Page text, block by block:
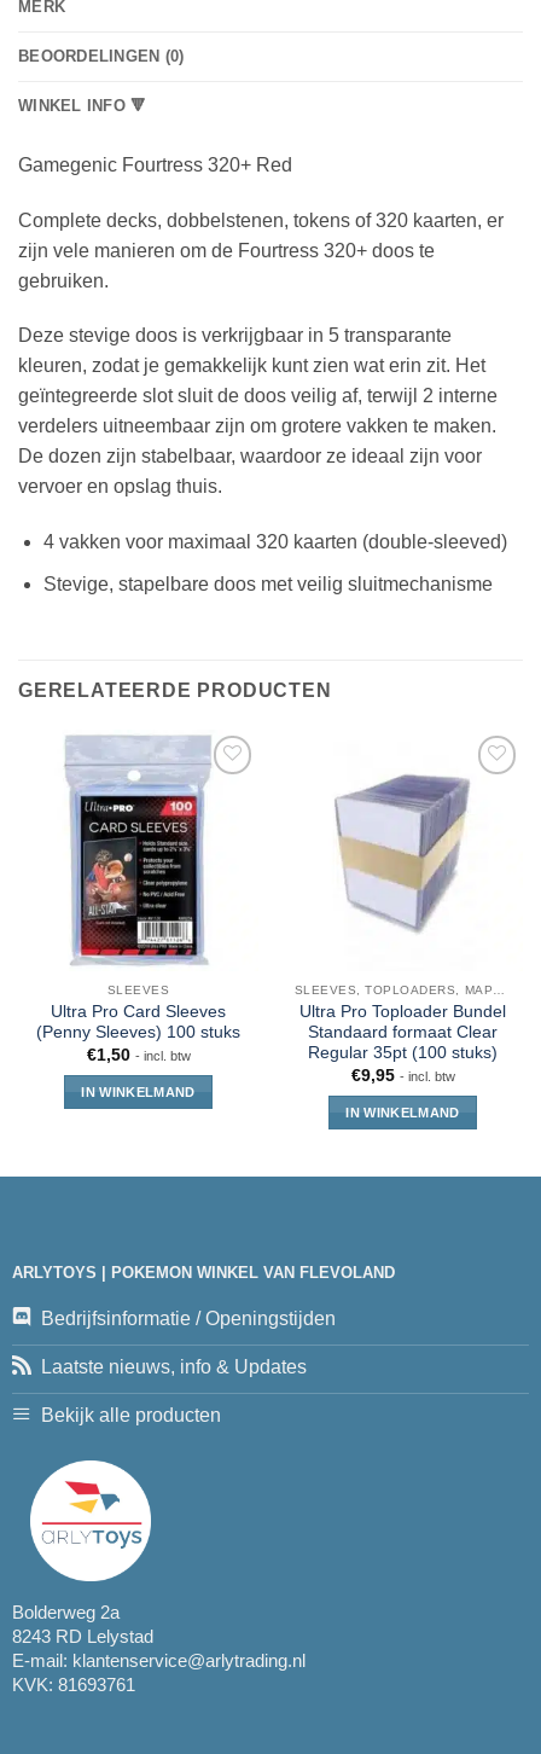
MERK
BEOORDELINGEN (0)
WINKEL INFO 🔻
Gamegenic Fourtress 320+ Red
Complete decks, dobbelstenen, tokens of 320 kaarten, er
zijn vele manieren om de Fourtress 320+ doos te
gebruiken.
Deze stevige doos is verkrijgbaar in 5 transparante
kleuren, zodat je gemakkelijk kunt zien wat erin zit. Het
geïntegreerde slot sluit de doos veilig af, terwijl 2 interne
verdelers uitneembaar zijn om grotere vakken te maken.
De dozen zijn stabelbaar, waardoor ze ideaal zijn voor
vervoer en opslag thuis.
4 vakken voor maximaal 320 kaarten (double-sleeved)
Stevige, stapelbare doos met veilig sluitmechanisme
GERELATEERDE PRODUCTEN
SLEEVES
Ultra Pro Card Sleeves
(Penny Sleeves) 100 stuks
€1,50 - incl. btw
IN WINKELMAND
SLEEVES, TOPLOADERS, MAPPEN EN DECKBOX
Ultra Pro Toploader Bundel
Standaard formaat Clear
Regular 35pt (100 stuks)
€9,95 - incl. btw
IN WINKELMAND
ARLYTOYS | POKEMON WINKEL VAN FLEVOLAND
Bedrijfsinformatie / Openingstijden
Laatste nieuws, info & Updates
Bekijk alle producten
Bolderweg 2a
8243 RD Lelystad
E-mail: klantenservice@arlytrading.nl
KVK: 81693761